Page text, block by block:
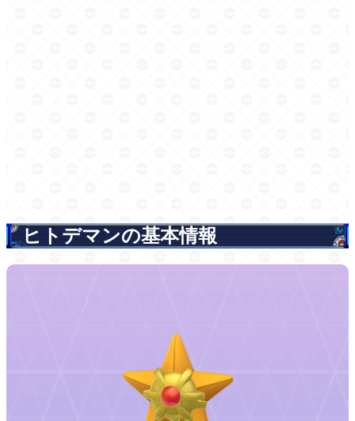
ヒトデマンの基本情報